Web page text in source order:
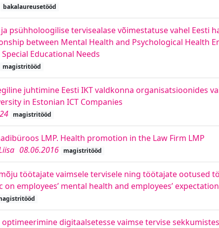
bakalaureusetööd
psühholoogilise tervisealase võimestatuse vahel Eesti
between Mental Health and Psychological Health
Educational Needs
magistritööd
juhtimine Eesti IKT valdkonna organisatsioonides
in Estonian ICT Companies
magistritööd
LMP. Health promotion in the Law Firm LMP
08.06.2016 magistritööd
töötajate vaimsele tervisele ning töötajate ootused
on employees’ mental health and employees’
digitaalsetesse vaimse tervise